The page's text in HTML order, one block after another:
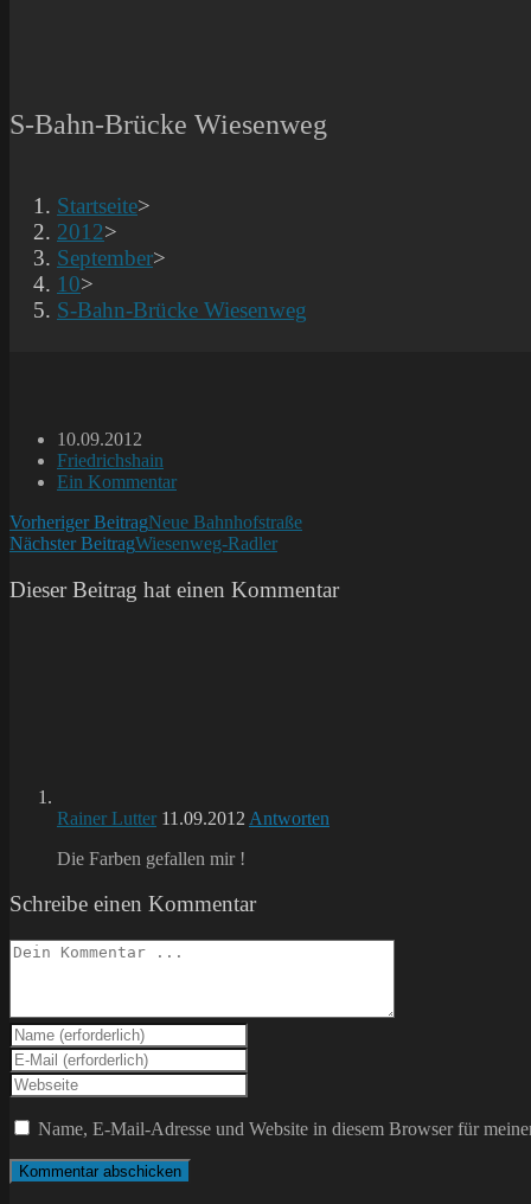
S-Bahn-Brücke Wiesenweg
Startseite>
2012>
September>
10>
S-Bahn-Brücke Wiesenweg
Beitrag
veröffentlicht:
10.09.2012
Beitrags-
Kategorie:
Friedrichshain
Beitrags-
Ein Kommentar
Weitere
Artikel
ansehen
Vorheriger BeitragNeue Bahnhofstraße
Nächster BeitragWiesenweg-Radler
Dieser Beitrag hat einen Kommentar
Rainer Lutter 11.09.2012 Antworten
Die Farben gefallen mir !
Schreibe einen Kommentar
Kommentieren
Gib
deinen
Namen
oder
Benutzernamen
zum
Kommentieren
ein
Gib
deine
E-
Mail-
Adresse
zum
Kommentieren
Gib
deine
Website-
ein
(optional)
Name, E-Mail-Adresse und Website in diesem Browser für